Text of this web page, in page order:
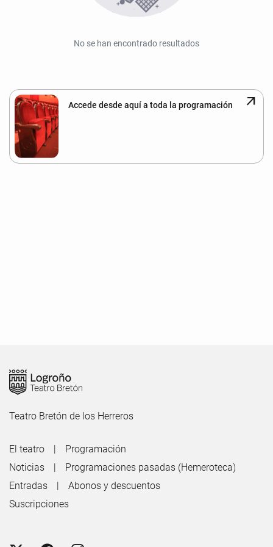
No se han encontrado resultados
Accede desde aquí a toda la programación arrow_outward
Teatro Bretón de los Herreros
El teatro
Programación
Noticias
Programaciones pasadas (Hemeroteca)
Entradas
Abonos y descuentos
Suscripciones